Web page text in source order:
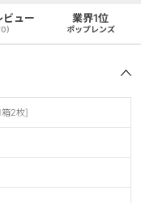
ビュー 業界1位
ポップレンズ
箱2枚]